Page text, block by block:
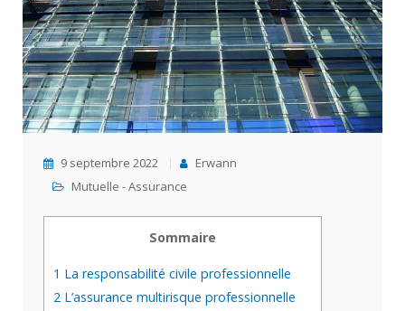
9 septembre 2022
Erwann
Mutuelle - Assurance
Sommaire
1 La responsabilité civile professionnelle
2 L’assurance multirisque professionnelle